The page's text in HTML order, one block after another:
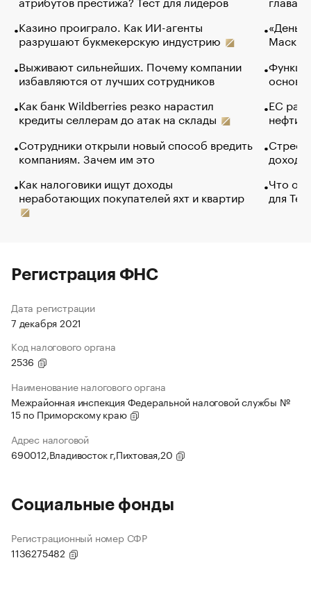
Казино проиграло. Как ИИ-агенты
разрушают букмекерскую индустрию
Выживают сильнейших. Почему компании
избавляются от лучших сотрудников
Как банк Wildberries резко нарастил
кредиты селлерам до атак на склады
Сотрудники открыли новый способ вредить
компаниям. Зачем им это
Как налоговики ищут доходы
неработающих покупателей яхт и квартир
Маск в
основ
ЕС
нефти
Что
для
Регистрация ФНС
Дата регистрации
7 декабря 2021
Код налогового органа
2536
Наименование налогового органа
Межрайонная инспекция Федеральной налоговой службы №
15 по Приморскому краю
Адрес налоговой
690012,Владивосток г,Пихтовая,20
Социальные фонды
Регистрационный номер СФР
1136275482